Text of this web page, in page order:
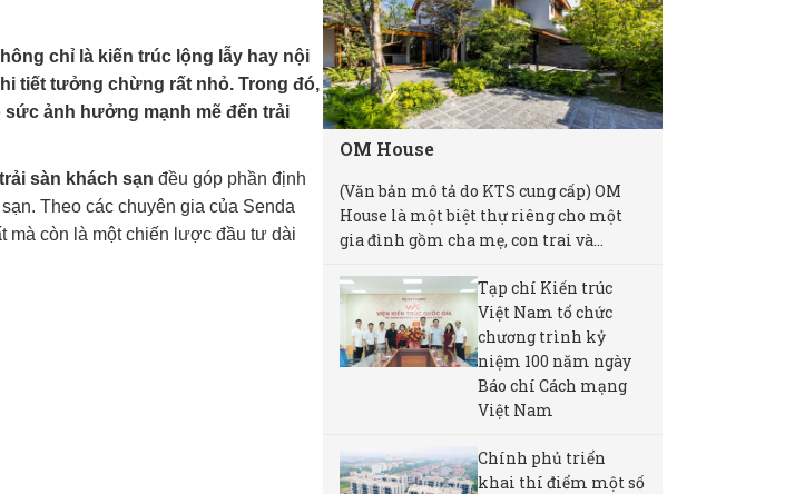
chỉ là kiến trúc lộng lẫy hay nội
tiết tưởng chừng rất nhỏ. Trong đó,
ảnh hưởng mạnh mẽ đến trải
sàn khách sạn đều góp phần định
Theo các chuyên gia của Senda
mà còn là một chiến lược đầu tư dài
OM House
(Văn bản mô tả do KTS cung cấp) OM
House là một biệt thự riêng cho một
gia đình gồm cha mẹ, con trai và...
Tạp chí Kiến trúc
Việt Nam tổ chức
chương trình kỷ
niệm 100 năm ngày
Báo chí Cách mạng
Việt Nam
Chính phủ triển
khai thí điểm một số